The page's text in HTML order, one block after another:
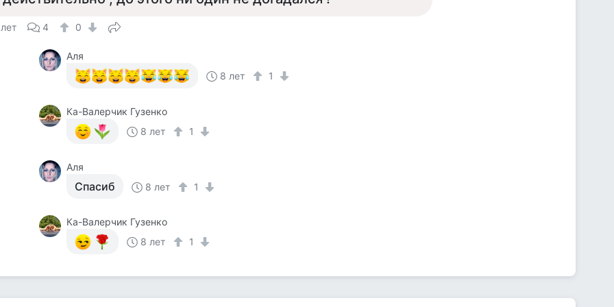
4 0
Аля
8 лет
1
Ка-Валерчик Гузенко
8 лет
1
Аля
Спасиб 8 лет 1
Ка-Валерчик Гузенко
8 лет
1